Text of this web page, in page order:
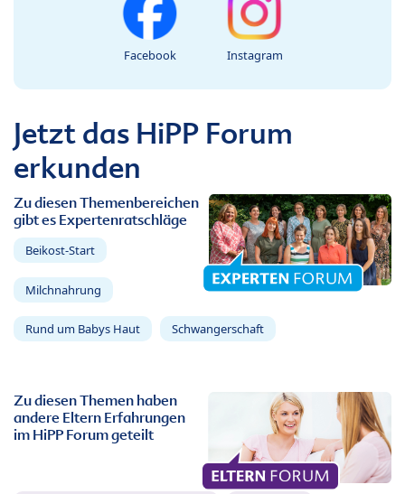
Facebook Instagram
Jetzt das HiPP Forum
erkunden
Zu diesen Themenbereichen
gibt es Expertenratschläge
Beikost-Start
Milchnahrung
Rund um Babys Haut Schwangerschaft
Zu diesen Themen haben
andere Eltern Erfahrungen
im HiPP Forum geteilt